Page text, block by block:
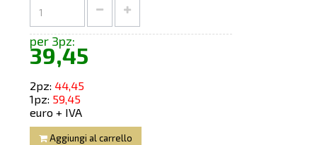
per 3pz:
39,45
2pz: 44,45
1pz: 59,45
euro + IVA
Aggiungi al carrello